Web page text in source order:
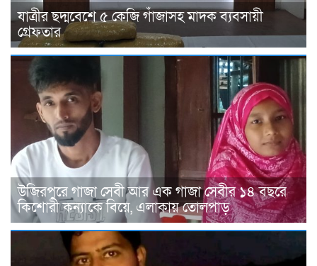
যাত্রীর ছদ্মবেশে ৫ কেজি গাঁজাসহ মাদক ব্যবসায়ী
গ্রেফতার
উজিরপুরে গাজা সেবী আর এক গাজা সেবীর ১৪ বছরে
কিশোরী কন্যাকে বিয়ে, এলাকায় তোলপাড়